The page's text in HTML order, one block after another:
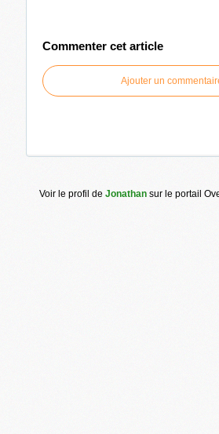
Commenter cet article
Ajouter un
Voir le profil de Jonathan sur le portail